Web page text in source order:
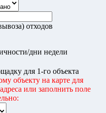
отходов
дни недели
для 1-го объекта
объекту на карте для
или заполнить поле